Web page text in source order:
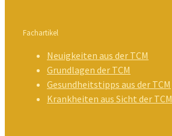
Fachartikel
Neuigkeiten aus der TCM
Grundlagen der TCM
Gesundheitstipps aus der TCM
Krankheiten aus Sicht der TCM